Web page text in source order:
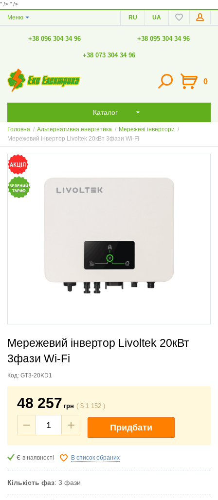
" /> " />
Меню
RU UA
+38 096 304 34 96 +38 095 304 34 96
+38 073 304 34 96
0
Каталог
Головна / Альтернативна енергетика / Мережеві інвертори /
Мережевий інвертор Livoltek 20кВт 3фази Wi-Fi
Мережевий інвертор Livoltek 20кВт
3фази Wi-Fi
Код: GT3-20KD1
48 257 грн ( $ 1 152 )
Придбати
Є в наявності В список обраних
Кількість фаз: 3 фази